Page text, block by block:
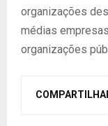
organizações
médias
organizações